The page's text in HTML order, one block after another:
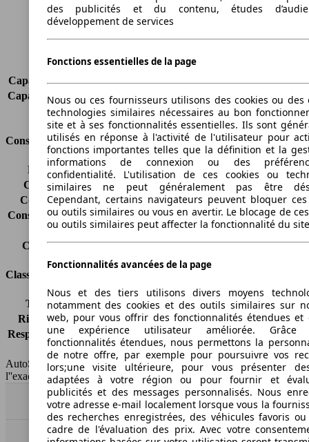
Poids maximum
1440 kg
Charge maximale
Charge sur toit
-
Capacité de remorquage (sans freins) 450 kg
Capacité de remorquage (avec freins) 700 kg
Volume du coffre
240 - 987 l
Consommation
Émissions de CO2*
130 g/km (komb.)
Consommation (ville)
6.9 l/100km
Consommation (route)
4.7 l/100km
Consommation (combinée)* 5.5 l/100km
Classe d'émissions
pas d'information
Capacité du réservoir
45 l
Classes d'assurance
Tous risques
-
Risques partiels
-
Responsabilité civile -
HSN/TSN
MHY10x2Uxxxx/BT51G
AutoScout24 France SAS décline toute responsabilité concernant
l''exactitude des indications fournies.
Haut
des publicités et du contenu, études
développement de services
Fonctions essentielles de la page
Nous ou ces fournisseurs utilisons des cookies ou des
technologies similaires nécessaires au bon
site et à ses fonctionnalités essentielles. Ils sont
utilisés en réponse à l'activité de l'utilisateur pour
fonctions importantes telles que la définition et la
informations de connexion ou des
confidentialité. L'utilisation de ces cookies ou
similaires ne peut généralement pas être
Cependant, certains navigateurs peuvent bloquer ces
ou outils similaires ou vous en avertir. Le blocage de
ou outils similaires peut affecter la fonctionnalité du
Fonctionnalités avancées de la page
Nous et des tiers utilisons divers moyens
notamment des cookies et des outils similaires sur
web, pour vous offrir des fonctionnalités étendues et
une expérience utilisateur améliorée.
fonctionnalités étendues, nous permettons la
de notre offre, par exemple pour poursuivre vos
lors;une visite ultérieure, pour vous présenter
adaptées à votre région ou pour fournir et
publicités et des messages personnalisés. Nous
votre adresse e-mail localement lorsque vous la
des recherches enregistrées, des véhicules favoris
cadre de l'évaluation des prix. Avec votre